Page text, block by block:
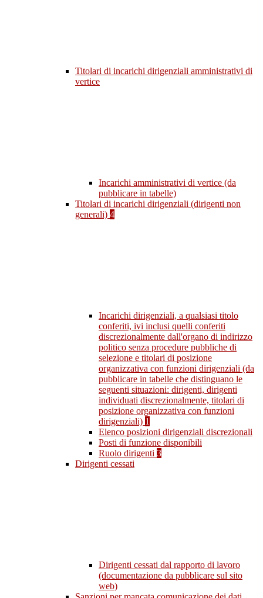
Titolari di incarichi dirigenziali amministrativi di
vertice
Incarichi amministrativi di vertice (da
pubblicare in tabelle)
Titolari di incarichi dirigenziali (dirigenti non
generali) 4
Incarichi dirigenziali, a qualsiasi titolo
conferiti, ivi inclusi quelli conferiti
discrezionalmente dall'organo di indirizzo
politico senza procedure pubbliche di
selezione e titolari di posizione
organizzativa con funzioni dirigenziali (da
pubblicare in tabelle che distinguano le
seguenti situazioni: dirigenti, dirigenti
individuati discrezionalmente, titolari di
posizione organizzativa con funzioni
dirigenziali) 1
Elenco posizioni dirigenziali discrezionali
Posti di funzione disponibili
Ruolo dirigenti 3
Dirigenti cessati
Dirigenti cessati dal rapporto di lavoro
(documentazione da pubblicare sul sito
web)